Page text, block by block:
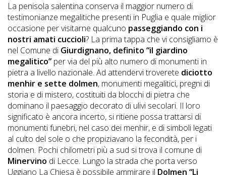
DOG
INFO
A
DOG
CHIEDI
CODICE
SCONTO
La penisola salentina conserva il maggior numero di
testimonianze megalitiche presenti in Puglia e quale miglior
occasione per visitarne qualcuno passeggiando con i
nostri amati cuccioli? La prima tappa che vi consigliamo è
nel Comune di Giurdignano, definito “il giardino
megalitico” per via del più alto numero di monumenti in
pietra a livello nazionale. Ad attendervi troverete diciotto
menhir e sette dolmen, monumenti megalitici, pregni di
storia e di mistero, costituiti da blocchi di pietra che
dominano il paesaggio decorato di ulivi secolari. Il loro
significato è ancora incerto, si ritiene possa trattarsi di
monumenti funebri, nel caso dei menhir, e di simboli legati
al culto del sole o che propiziavano la fecondità, per i
dolmen. Pochi chilometri più a sud si trova il comune di
Minervino di Lecce. Lungo la strada che porta verso
Uggiano La Chiesa è possibile ammirare il Dolmen “Li